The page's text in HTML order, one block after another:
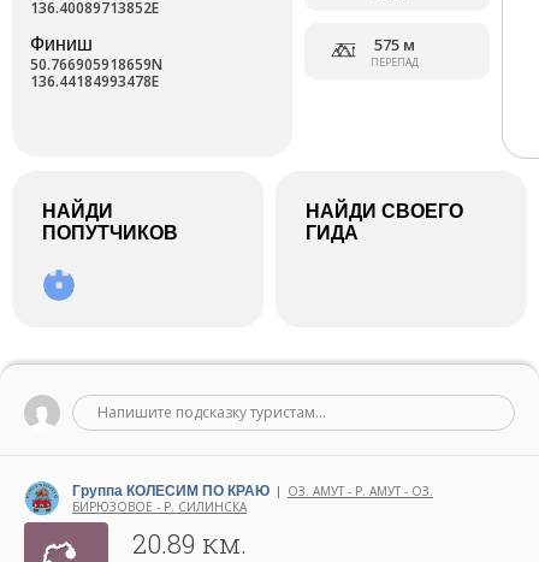
136.40089713852E
Финиш
50.766905918659N
136.44184993478E
575 м
ПЕРЕПАД
НАЙДИ
ПОПУТЧИКОВ
НАЙДИ СВОЕГО
ГИДА
Напишите подсказку туристам...
Группа КОЛЕСИМ ПО КРАЮ | ОЗ. АМУТ - Р. АМУТ - ОЗ.
БИРЮЗОВОЕ - Р. СИЛИНСКА
Написано 22 октября 2025
20.89 км.